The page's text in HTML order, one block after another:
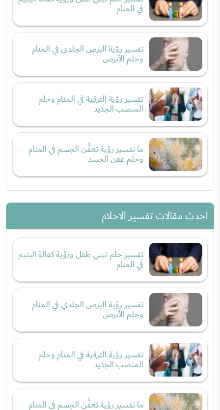
في المنام
تفسير رؤية البرص الجلدي في المنام
وحلم الأبرص
تفسير رؤية الترقية في المنام وحلم
المنصب الجديد
ما تفسير رؤية تعفُّن الجسم في المنام
وحلم عفن الجسد
احدث مقالات تفسير الاحلام
تفسير حلم تبني طفل ورؤية كفالة اليتيم
في المنام
تفسير رؤية البرص الجلدي في المنام
وحلم الأبرص
تفسير رؤية الترقية في المنام وحلم
المنصب الجديد
ما تفسير رؤية تعفُّن الجسم في المنام